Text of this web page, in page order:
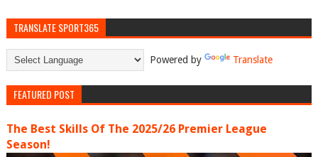
TRANSLATE SPORT365
Powered by Translate
FEATURED POST
The Best Skills Of The 2025/26 Premier League
Season!